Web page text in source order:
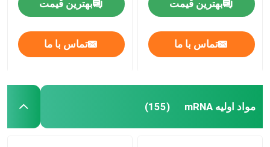
بهترین قیمت
تماس با ما
بهترین قیمت
تماس با ما
مواد اولیه mRNA (155)